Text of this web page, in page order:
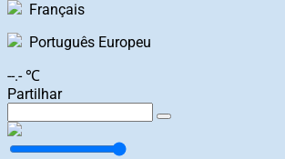
Français
Português Europeu
--.- ℃
Partilhar